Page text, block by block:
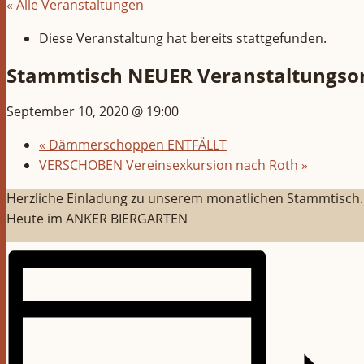
« Alle Veranstaltungen
Diese Veranstaltung hat bereits stattgefunden.
Stammtisch NEUER
September 10, 2020 @ 19:00
« Dämmerschoppen ENTFÄLLT
VERSCHOBEN Vereinsexkursion nach Roth »
Herzliche Einladung zu unserem monatlichen Stammtisch.
Heute im ANKER BIERGARTEN